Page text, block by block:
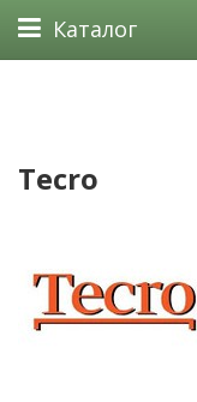
Каталог
Tecro